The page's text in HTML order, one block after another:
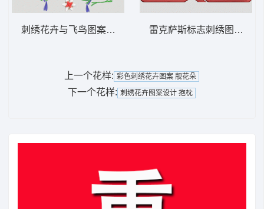
刺绣花卉与飞鸟图案 小鸟 雷克萨斯标志刺绣图案 汽
上一个花样: 彩色刺绣花卉图案 靓花朵
下一个花样: 刺绣花卉图案设计 抱枕